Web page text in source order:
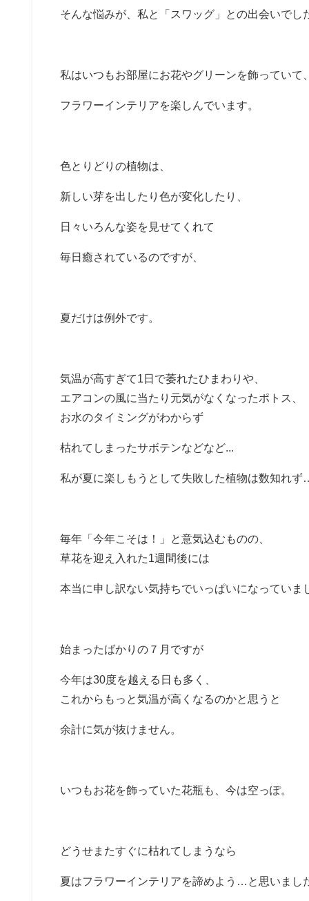
そんな悩みが、私と「スワッグ」との出会いでし
私はいつもお部屋にお花やグリーンを飾っていて
フラワーインテリアを楽しんでいます。
色とりどりの植物は、
新しい芽を出したり色が変化したり、
日々いろんな姿を見せてくれて
毎日癒されているのですが、
夏だけは例外です。
気温が高すぎて1日で萎れたひまわりや、
エアコンの風に当たり元気がなくなったポトス、
お水のタイミングがわからず
枯れてしまったサボテンなどなど...
私が夏に楽しもうとして失敗した植物は数知れ
毎年「今年こそは！」と意気込むものの、
草花を迎え入れた1週間後には
本当に申し訳ない気持ちでいっぱいになっていま
始まったばかりの７月ですが
今年は30度を越える日も多く、
これからもっと気温が高くなるのかと思うと
余計に気が抜けません。
いつもお花を飾っていた花瓶も、今は空っぽ。
どうせまたすぐに枯れてしまうなら
夏はフラワーインテリアを諦めよう…と思いまし